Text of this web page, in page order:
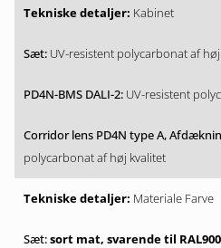
Kabinet
UV-resistent polycarbonat af
UV-resistent
polycarbonat af høj kvalitet
Materiale Farve
sort mat, svarende til